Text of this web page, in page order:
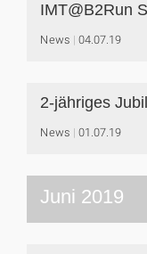
IMT@B2Run
News 04.07.19
2-jähriges
News 01.07.19
Juni 2019